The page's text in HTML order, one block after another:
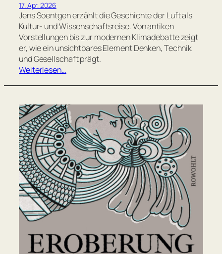
17. Apr. 2026
Jens Soentgen erzählt die Geschichte der Luft als
Kultur- und Wissenschaftsreise. Von antiken
Vorstellungen bis zur modernen Klimadebatte zeigt
er, wie ein unsichtbares Element Denken, Technik
und Gesellschaft prägt.
Weiterlesen…